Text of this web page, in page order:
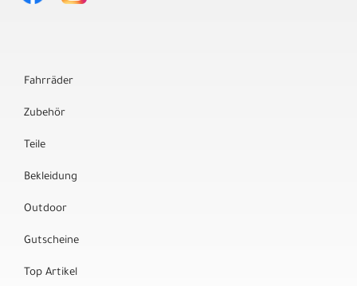
Fahrräder
Zubehör
Teile
Bekleidung
Outdoor
Gutscheine
Top Artikel